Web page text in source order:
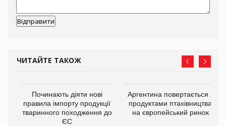
ЧИТАЙТЕ ТАКОЖ
Починають діяти нові
правила імпорту продукції
тваринного походження до
ЄС
Аргентина повертається з
продуктами птахівництва
на європейський ринок